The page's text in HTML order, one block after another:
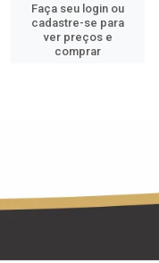
Faça seu login ou
cadastre-se para
ver preços e
comprar